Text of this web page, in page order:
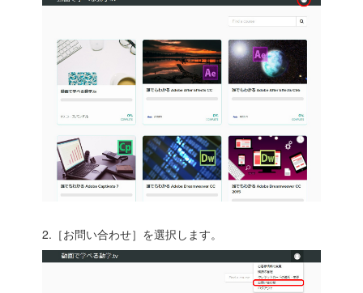
2.［お問い合わせ］を選択します。